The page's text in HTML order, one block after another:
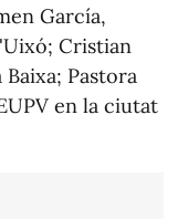
García,
Cristian
Pastora
en la ciutat